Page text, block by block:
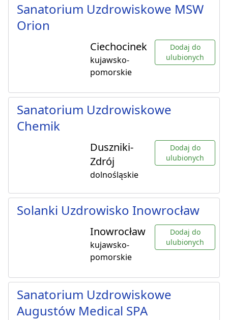
Sanatorium Uzdrowiskowe MSW
Orion
Ciechocinek
kujawsko-
pomorskie
Dodaj do
ulubionych
Sanatorium Uzdrowiskowe
Chemik
Duszniki-
Zdrój
dolnośląskie
Dodaj do
ulubionych
Solanki Uzdrowisko Inowrocław
Inowrocław
kujawsko-
pomorskie
Dodaj do
ulubionych
Sanatorium Uzdrowiskowe
Augustów Medical SPA